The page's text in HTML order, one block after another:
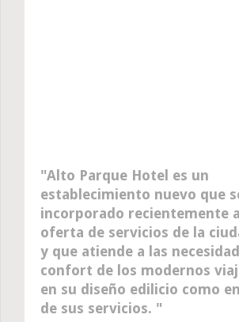
Alto Parque Hotel es un
establecimiento nuevo que
incorporado recientemente
oferta de servicios de la
y que atiende a las
confort de los modernos
en su diseño edilicio como
de sus servicios.